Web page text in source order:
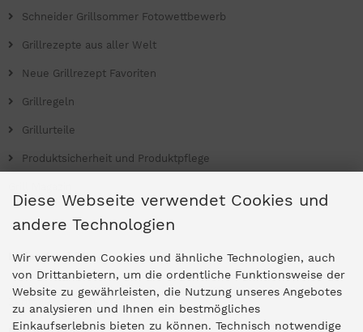
Schneider Grillsommer Fotowettbewerb
Grillrezepte aus aller Welt
Neue Grillrezept Favoriten
Grillregeln
Grillurteile
Produktsicherheit und Produktpflege
Ladengeschäfte
Zentrale Idar-Oberstein
Diese Webseite verwendet Cookies und
andere Technologien
Wir verwenden Cookies und ähnliche Technologien, auch
von Drittanbietern, um die ordentliche Funktionsweise der
Website zu gewährleisten, die Nutzung unseres Angebotes
zu analysieren und Ihnen ein bestmögliches
Einkaufserlebnis bieten zu können. Technisch notwendige